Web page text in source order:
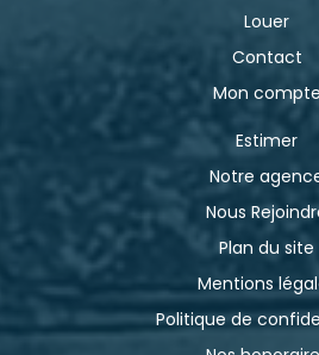
Louer
Contact
Mon compte
Estimer
Notre
Nous
Plan du site
Mentions
Politique de